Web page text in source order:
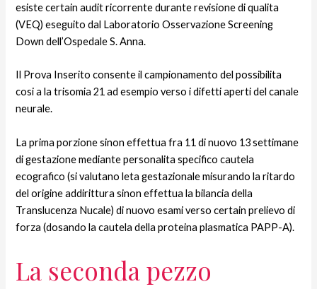
esiste certain audit ricorrente durante revisione di qualita
(VEQ) eseguito dal Laboratorio Osservazione Screening
Down dell’Ospedale S. Anna.
Il Prova Inserito consente il campionamento del possibilita
cosi a la trisomia 21 ad esempio verso i difetti aperti del canale
neurale.
La prima porzione sinon effettua fra 11 di nuovo 13 settimane
di gestazione mediante personalita specifico cautela
ecografico (si valutano leta gestazionale misurando la ritardo
del origine addirittura sinon effettua la bilancia della
Translucenza Nucale) di nuovo esami verso certain prelievo di
forza (dosando la cautela della proteina plasmatica PAPP-A).
La seconda pezzo